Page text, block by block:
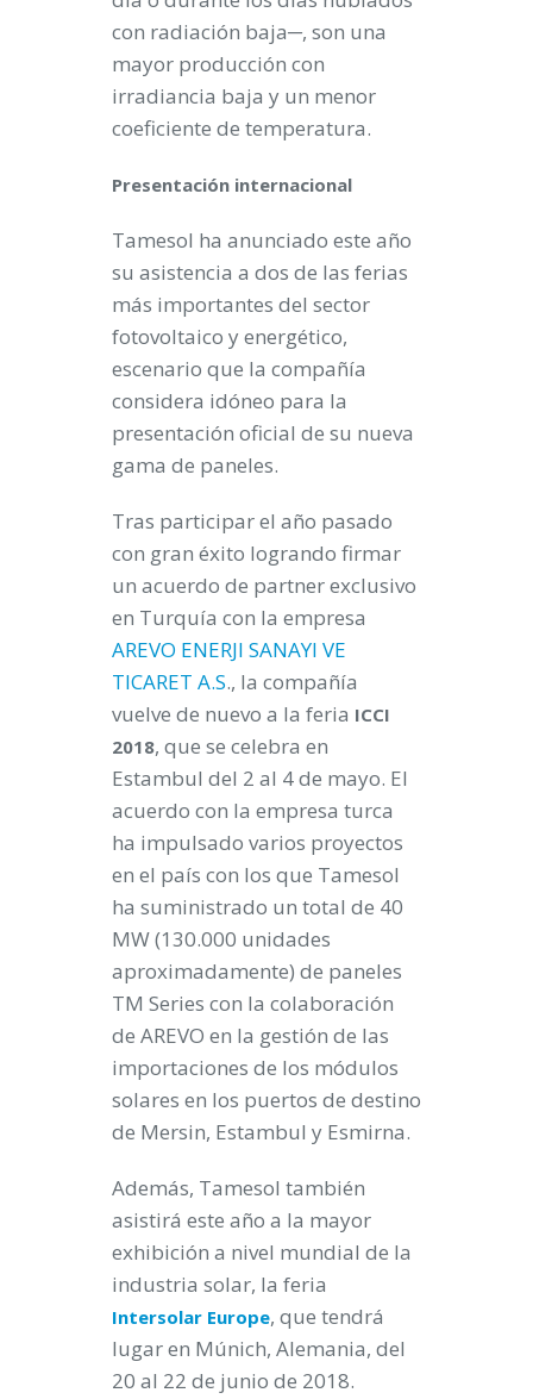
con radiación baja─, son una
mayor producción con
irradiancia baja y un menor
coeficiente de temperatura.
Presentación internacional
Tamesol ha anunciado este año
su asistencia a dos de las ferias
más importantes del sector
fotovoltaico y energético,
escenario que la compañía
considera idóneo para la
presentación oficial de su nueva
gama de paneles.
Tras participar el año pasado
con gran éxito logrando firmar
un acuerdo de partner exclusivo
en Turquía con la empresa
AREVO ENERJI SANAYI VE
TICARET A.S., la compañía
vuelve de nuevo a la feria ICCI
2018, que se celebra en
Estambul del 2 al 4 de mayo. El
acuerdo con la empresa turca
ha impulsado varios proyectos
en el país con los que Tamesol
ha suministrado un total de 40
MW (130.000 unidades
aproximadamente) de paneles
TM Series con la colaboración
de AREVO en la gestión de las
importaciones de los módulos
solares en los puertos de destino
de Mersin, Estambul y Esmirna.
Además, Tamesol también
asistirá este año a la mayor
exhibición a nivel mundial de la
industria solar, la feria
Intersolar Europe, que tendrá
lugar en Múnich, Alemania, del
20 al 22 de junio de 2018.